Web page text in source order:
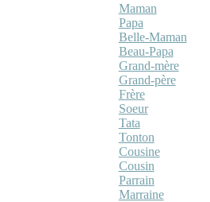
Maman
Papa
Belle-Maman
Beau-Papa
Grand-mère
Grand-père
Frère
Soeur
Tata
Tonton
Cousine
Cousin
Parrain
Marraine